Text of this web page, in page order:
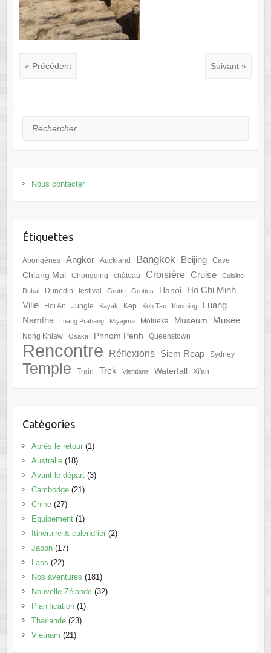
« Précédent Suivant »
Rechercher
Nous contacter
Étiquettes
Aborigènes Angkor Auckland Bangkok Beijing Cave
Chiang Mai Chongqing château Croisière Cruise Cuisine
Dubai Dunedin festival Grotte Grottes Hanoi
Ho Chi Minh
Ville
Hoi An Jungle Kayak Kep Koh Tao Kunming
Luang
Namtha
Luang Prabang Miyajima Motueka Museum Musée
Nong Khiaw Osaka Phnom Penh Queenstown
Rencontre Réflexions Siem Reap Sydney
Temple Train Trek Vientiane Waterfall Xi'an
Catégories
Après le retour(1)
Australie(18)
Avant le départ(3)
Cambodge(21)
Chine(27)
Equipement(1)
Itinéraire & calendrier(2)
Japon(17)
Laos (22)
Nos aventures (181)
Nouvelle-Zélande(32)
Planification(1)
Thaïlande(23)
Vietnam (21)